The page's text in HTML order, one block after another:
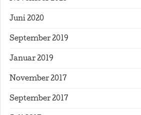
Juni 2020
September 2019
Januar 2019
November 2017
September 2017